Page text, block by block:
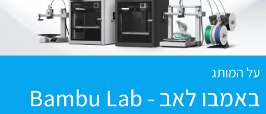
על המותג
באמבו לאב - Bambu Lab